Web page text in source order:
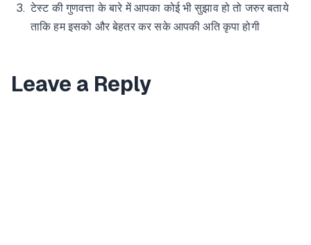
टेस्ट की गुणवत्ता के बारे में आपका कोई भी सुझाव हो तो जरुर बताये
ताकि हम इसको और बेहतर कर सके आपकी अति कृपा होगी
Leave a Reply